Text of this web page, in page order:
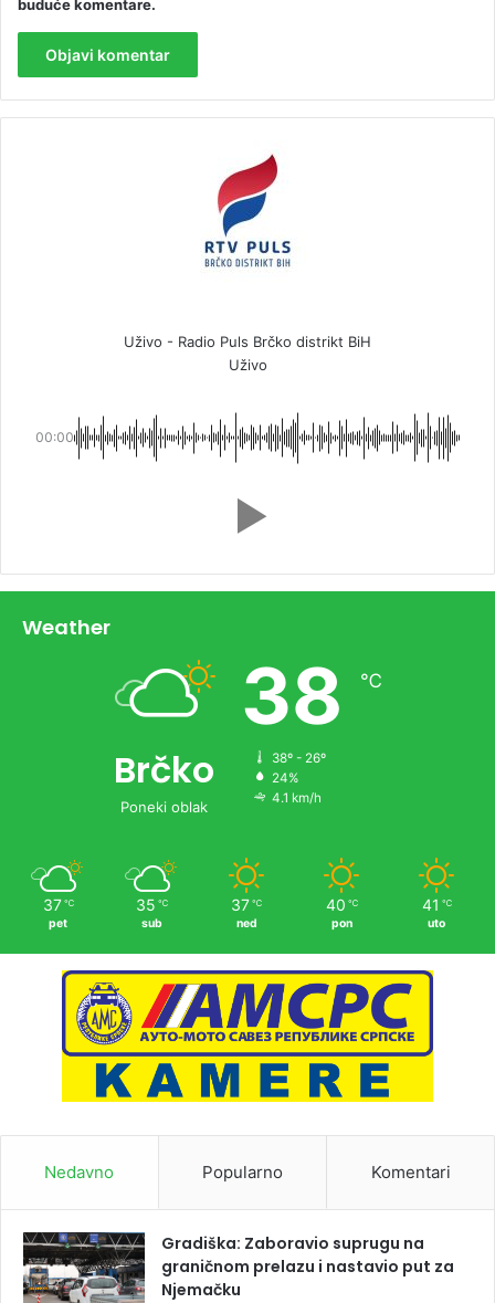
buduće komentare.
Uživo - Radio Puls Brčko distrikt BiH
Uživo
00:00
Weather
Brčko
Poneki oblak
38 ℃
38º - 26º
24%
4.1 km/h
37 ℃
pet
35 ℃
sub
37 ℃
ned
40 ℃
pon
41 ℃
uto
Nedavno Popularno Komentari
Gradiška: Zaboravio suprugu na
graničnom prelazu i nastavio put za
Njemačku